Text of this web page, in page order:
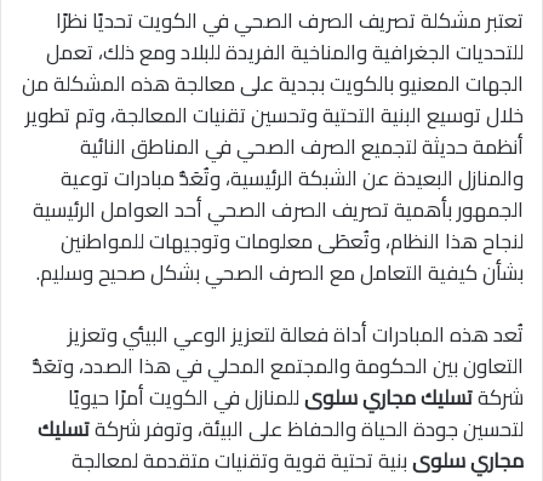
تعتبر مشكلة تصريف الصرف الصحي في الكويت تحديًا نظرًا
للتحديات الجغرافية والمناخية الفريدة للبلاد ومع ذلك، تعمل
الجهات المعنيو بالكويت بجدية على معالجة هذه المشكلة من
خلال توسيع البنية التحتية وتحسين تقنيات المعالجة، وتم تطوير
أنظمة حديثة لتجميع الصرف الصحي في المناطق النائية
والمنازل البعيدة عن الشبكة الرئيسية، وتُعَدُّ مبادرات توعية
الجمهور بأهمية تصريف الصرف الصحي أحد العوامل الرئيسية
لنجاح هذا النظام، وتُعطَى معلومات وتوجيهات للمواطنين
بشأن كيفية التعامل مع الصرف الصحي بشكل صحيح وسليم.
تُعد هذه المبادرات أداة فعالة لتعزيز الوعي البيئي وتعزيز
التعاون بين الحكومة والمجتمع المحلي في هذا الصدد، وتعَدُّ
شركةتسليك مجاري سلوىللمنازل في الكويت أمرًا حيويًا
لتحسين جودة الحياة والحفاظ على البيئة، وتوفر شركةتسليك
مجاري سلوىبنية تحتية قوية وتقنيات متقدمة لمعالجة